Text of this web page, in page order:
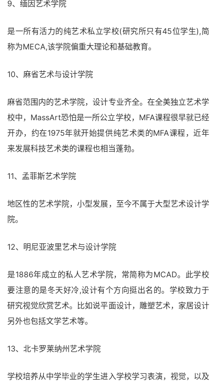
9、缅因艺术学院
是一所有活力的纯艺术私立学校(研究所只有45位学生),简
称为MECA,该学院偏重大理论和基础教育。
10、麻省艺术与设计学院
麻省范围内的艺术学院，设计专业齐全。在全美独立艺术学
校中，MassArt恐怕是一所公立学校，MFA课程很早就已经
开办，约在1975年就开始提供纯艺术类的MFA课程，近年
来发展科技艺术类的课程也相当蓬勃。
11、孟菲斯艺术学院
地区性的艺术学院，小型发展，至今不属于大型艺术设计学
院。
12、明尼亚波里艺术与设计学院
是1886年成立的私人艺术学院，常简称为MCAD。此学校
要注意的是冬天好冷,设计有个方向挺出名的。学校致力于
研究视觉欣赏艺术。比如说平面设计，雕塑艺术，家居设计
另外也包括文学艺术等。
13、北卡罗莱纳州艺术学院
学校培养从中学毕业的学生进入学校学习表演，视觉，以及